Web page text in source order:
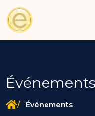
Événements
Événements